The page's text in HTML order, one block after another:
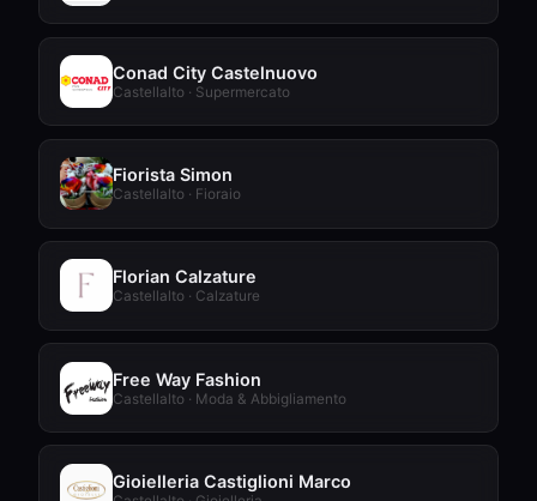
Conad City Castelnuovo
Castellalto · Supermercato
Fiorista Simon
Castellalto · Fioraio
Florian Calzature
Castellalto · Calzature
Free Way Fashion
Castellalto · Moda & Abbigliamento
Gioielleria Castiglioni Marco